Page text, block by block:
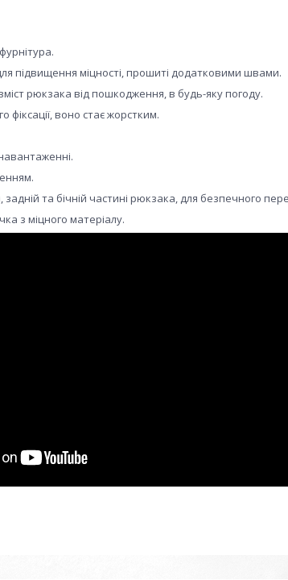
підвищення міцності, прошиті додатковими швами.
рюкзака від пошкодження, в будь-яку погоду.
воно стає жорстким.
задній та бічній частині рюкзака, для безпечного
з міцного матеріалу.